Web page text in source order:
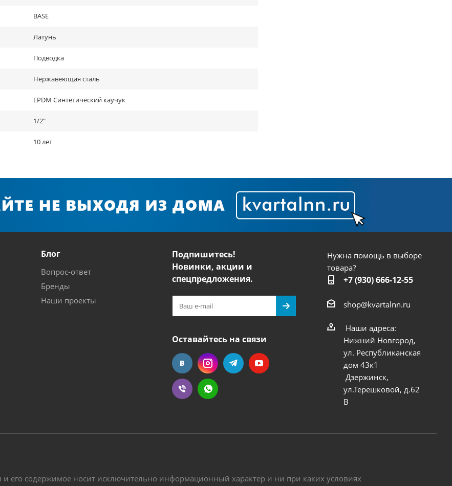
BASE
Латунь
Подводка
Нержавеющая сталь
EPDM Синтетический каучук
1/2"
10 лет
Блог
Вопрос-ответ
Бренды
Наши проекты
Подпишитесь!
Новинки, акции и
спецпредложения.
Оставайтесь на связи
Нужна помощь в выборе
товара?
+7 (930) 666-12-55
shop@kvartalnn.ru
Наши адреса:
Нижний Новгород,
ул. Республиканская
дом 43к1
Дзержинск,
ул.Терешковой, д.62
В
его содержимое носит исключительно информационный характер и ни при каких условиях